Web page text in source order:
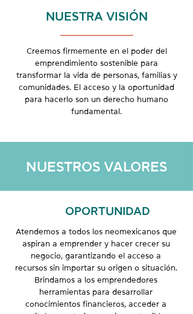
NUESTRA VISIÓN
Creemos firmemente en el poder del
emprendimiento sostenible para
transformar la vida de personas, familias y
comunidades. El acceso y la oportunidad
para hacerlo son un derecho humano
fundamental.
NUESTROS VALORES
OPORTUNIDAD
Atendemos a todos los neomexicanos que
aspiran a emprender y hacer crecer su
negocio, garantizando el acceso a
recursos sin importar su origen o situación.
Brindamos a los emprendedores
herramientas para desarrollar
conocimientos financieros, acceder a